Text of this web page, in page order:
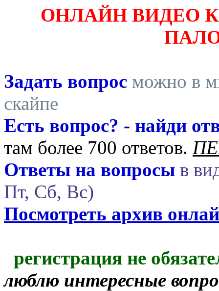
ОНЛАЙН ВИДЕО
Задать вопрос можно в
скайпе
Есть вопрос? - найди
там более 700 ответов.
Ответы на вопросы в
Пт, Сб, Вс)
Посмотреть архив
регистрация не
люблю интересные